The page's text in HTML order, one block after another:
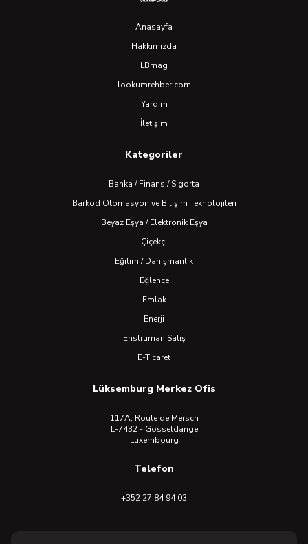
Anasayfa
Hakkımızda
LBmag
lookumrehber.com
Yardım
İletişim
Kategoriler
Banka / Finans / Sigorta
Barkod Otomasyon ve Bilişim Teknolojileri
Beyaz Eşya / Elektronik Eşya
Çiçekçi
Eğitim / Danışmanlık
Eğlence
Emlak
Enerji
Enstrüman Satış
E-Ticaret
Lüksemburg Merkez Ofis
117A, Route de Mersch
L-7432 - Gosseldange
Luxembourg
Telefon
+352 27 84 94 03